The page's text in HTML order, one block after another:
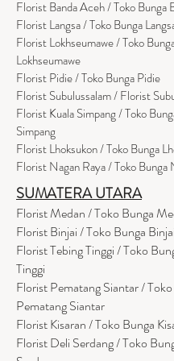
Florist Banda Aceh / Toko Bunga
Florist Langsa / Toko Bunga
Florist Lokhseumawe / Toko
Lokhseumawe
Florist Pidie / Toko Bunga Pidie
Florist Subulussalam / Florist
Florist Kuala Simpang / Toko
Simpang
Florist Lhoksukon / Toko Bunga
Florist Nagan Raya / Toko Bunga
SUMATERA UTARA
Florist Medan / Toko Bunga
Florist Binjai / Toko Bunga Binjai
Florist Tebing Tinggi / Toko
Tinggi
Florist Pematang Siantar /
Pematang Siantar
Florist Kisaran / Toko Bunga
Florist Deli Serdang / Toko